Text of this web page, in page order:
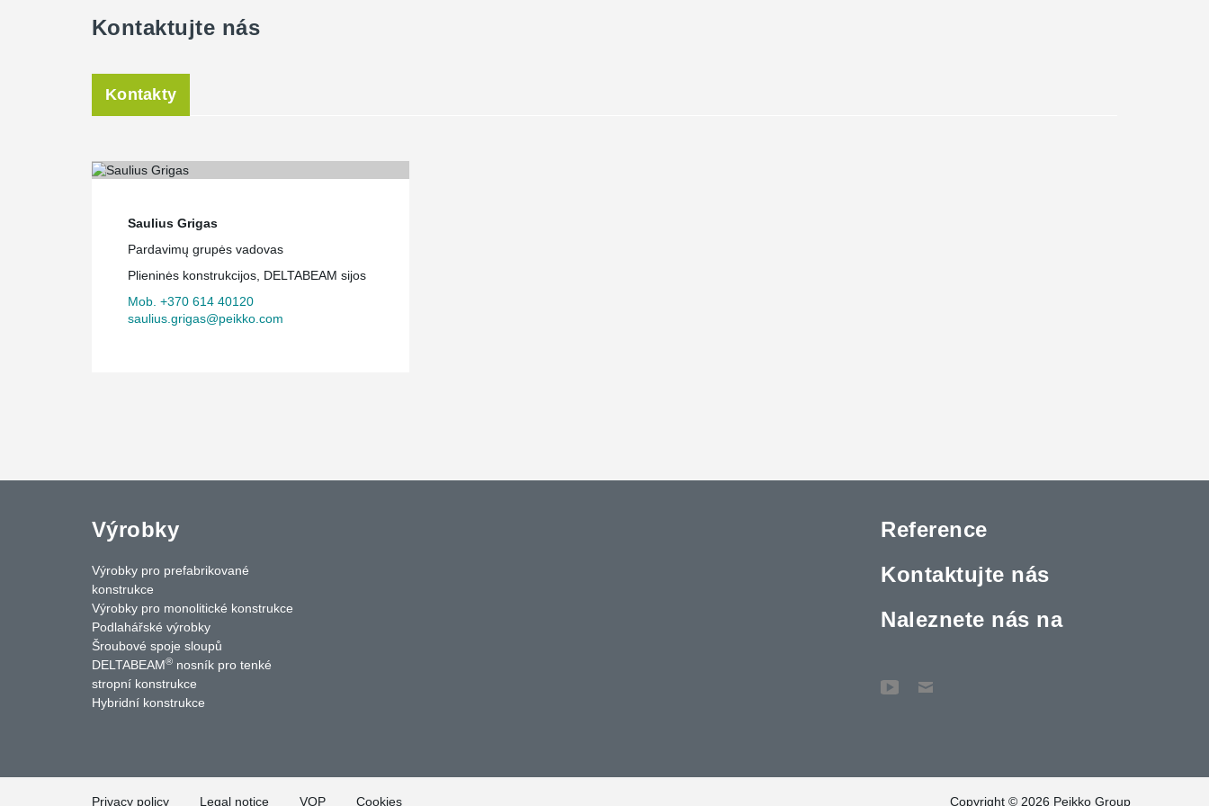
Kontaktujte nás
Kontakty
Saulius Grigas
Pardavimų grupės vadovas
Plieninės konstrukcijos, DELTABEAM sijos
Mob. +370 614 40120
saulius.grigas@peikko.com
Výrobky
Výrobky pro prefabrikované
konstrukce
Výrobky pro monolitické konstrukce
Podlahářské výrobky
Šroubové spoje sloupů
DELTABEAM® nosník pro tenké
stropní konstrukce
Hybridní konstrukce
Reference
Kontaktujte nás
Naleznete nás na
Privacy policy Legal notice VOP Cookies Copyright © 2026 Peikko Group